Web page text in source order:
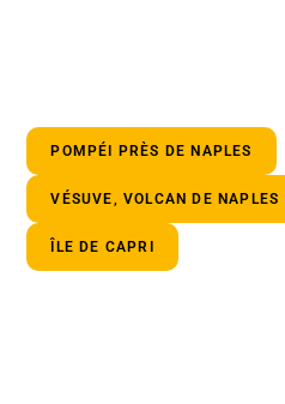
POMPÉI PRÈS DE NAPLES
VÉSUVE, VOLCAN DE NAPLES
ÎLE DE CAPRI